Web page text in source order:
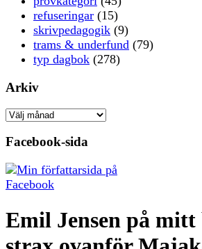
refuseringar (15)
skrivpedagogik (9)
trams & underfund (79)
typ dagbok (278)
Arkiv
Arkiv
Facebook-sida
Emil Jensen på mitt